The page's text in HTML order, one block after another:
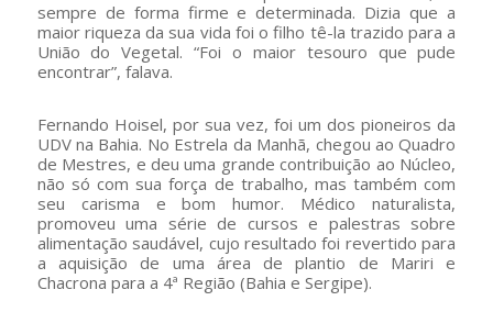
sempre de forma firme e determinada. Dizia que a
maior riqueza da sua vida foi o filho tê-la trazido para a
União do Vegetal. “Foi o maior tesouro que pude
encontrar”, falava.
Fernando Hoisel, por sua vez, foi um dos pioneiros da
UDV na Bahia. No Estrela da Manhã, chegou ao Quadro
de Mestres, e deu uma grande contribuição ao Núcleo,
não só com sua força de trabalho, mas também com
seu carisma e bom humor. Médico naturalista,
promoveu uma série de cursos e palestras sobre
alimentação saudável, cujo resultado foi revertido para
a aquisição de uma área de plantio de Mariri e
Chacrona para a 4ª Região (Bahia e Sergipe).